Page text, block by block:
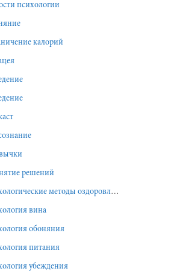
психологии
калорий
решений
методы оздоровления и омоложения
вина
обоняния
питания
убеждения